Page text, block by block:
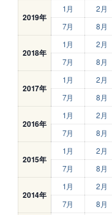
2019年
1月 2月
7月
8月
2018年
1月 2月
7月
8月
2017年
1月 2月
7月
8月
2016年
1月 2月
7月
8月
2015年
1月 2月
7月
8月
2014年
1月 2月
7月
8月